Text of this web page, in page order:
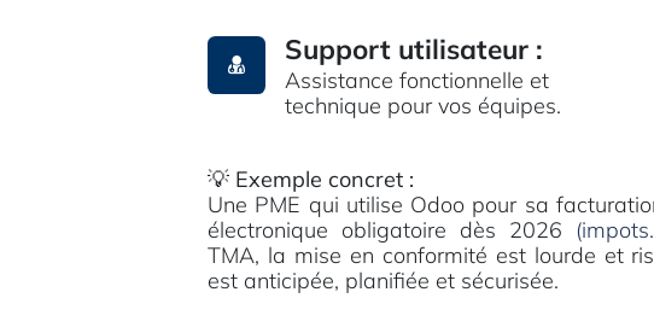
Support utilisateur :
Assistance fonctionnelle et
technique pour vos équipes.
💡 Exemple concret :
Une PME qui utilise Odoo pour sa
électronique obligatoire dès 2026
TMA, la mise en conformité est lourde et
est anticipée, planifiée et sécurisée.